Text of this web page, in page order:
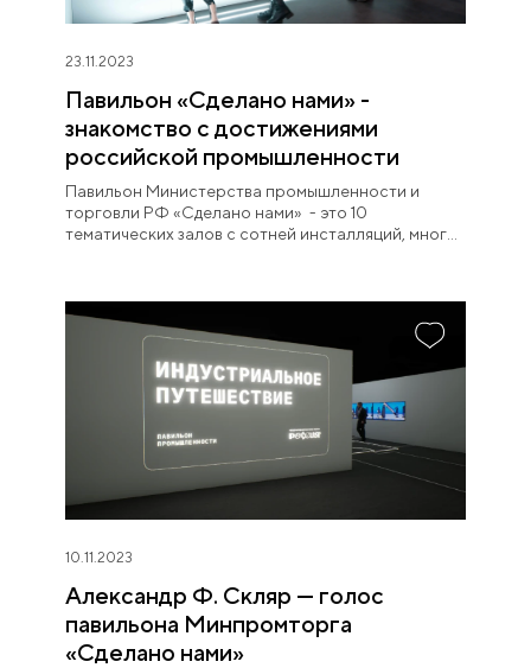
23.11.2023
Павильон «Сделано нами» -
знакомство с достижениями
российской промышленности
Павильон Министерства промышленности и
торговли РФ «Сделано нами» - это 10
тематических залов с сотней инсталляций, многие
и будущим промышленности.
10.11.2023
Александр Ф. Скляр — голос
павильона Минпромторга
«Сделано нами»